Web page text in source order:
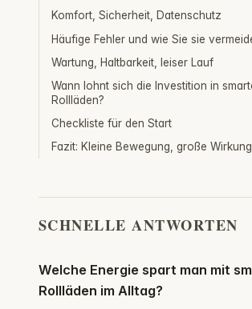
Komfort, Sicherheit, Datenschutz
Häufige Fehler und wie Sie sie
Wartung, Haltbarkeit, leiser Lauf
Wann lohnt sich die Investition in
Rollläden?
Checkliste für den Start
Fazit: Kleine Bewegung, große Wirkung
SCHNELLE ANTWORTEN
Welche Energie spart man mit
Rollläden im Alltag?